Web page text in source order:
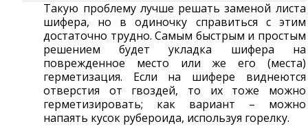
Такую проблему лучше решать заменой листа
шифера, но в одиночку справиться с этим
достаточно трудно. Самым быстрым и простым
решением будет укладка шифера на
поврежденное место или же его (места)
герметизация. Если на шифере виднеются
отверстия от гвоздей, то их тоже можно
герметизировать; как вариант – можно
напаять кусок рубероида, используя горелку.